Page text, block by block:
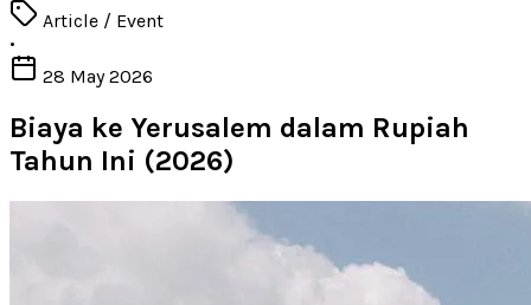
Article / Event
•
28 May 2026
Biaya ke Yerusalem dalam Rupiah
Tahun Ini (2026)